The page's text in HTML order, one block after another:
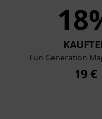
Fun Generation
19 €